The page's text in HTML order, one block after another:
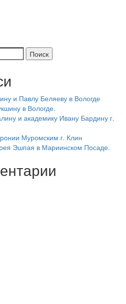
и Павлу Беляеву в Вологде
в Вологде.
и академику Ивану Бардину г.
Муромским г. Клин
Эшпая в Мариинском Посаде.